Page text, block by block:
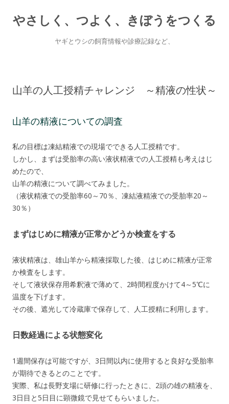
やさしく、つよく、きぼうをつくる
ヤギとウシの飼育情報や診療記録など、
山羊の人工授精チャレンジ ～精液の性状～
山羊の精液についての調査
私の目標は凍結精液での現場でできる人工授精です。
しかし、まずは受胎率の高い液状精液での人工授精も考えはじ
めたので、
山羊の精液について調べてみました。
（液状精液での受胎率60～70％、凍結液精液での受胎率20～
30％）
まずはじめに精液が正常かどうか検査をする
液状精液は、雄山羊から精液採取した後、はじめに精液が正常
か検査をします。
そして液状保存用希釈液で薄めて、2時間程度かけて4～5℃に
温度を下げます。
その後、遮光して冷蔵庫で保存して、人工授精に利用します。
日数経過による状態変化
1週間保存は可能ですが、3日間以内に使用すると良好な受胎率
が期待できるとのことです。
実際、私は長野支場に研修に行ったときに、2頭の雄の精液を、
3日目と5日目に顕微鏡で見せてもらいました。